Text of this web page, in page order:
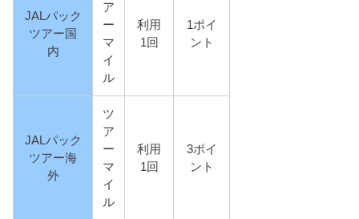
JALパック
ツアー国
内
ア
ー
マ
イ
ル
利用
1回
1ポイ
ント
JALパック
ツアー海
外
ツ
ア
ー
マ
イ
ル
利用
1回
3ポイ
ント